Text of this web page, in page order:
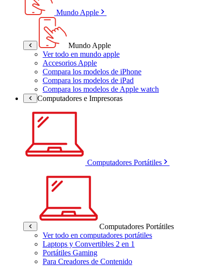
Mundo Apple
Mundo Apple
Ver todo en mundo apple
Accesorios Apple
Compara los modelos de iPhone
Compara los modelos de iPad
Compara los modelos de Apple watch
Computadores e Impresoras
Computadores Portátiles
Computadores Portátiles
Ver todo en computadores portátiles
Laptops y Convertibles 2 en 1
Portátiles Gaming
Para Creadores de Contenido